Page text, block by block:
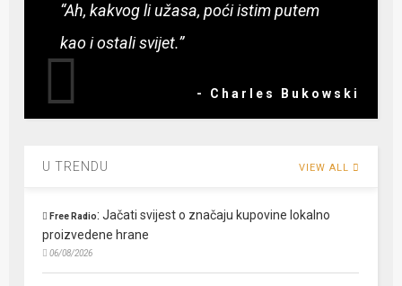
“Ah, kakvog li užasa, poći istim putem
kao i ostali svijet.”
- Charles Bukowski
U TRENDU VIEW ALL
Free Radio:Jačati svijest o značaju kupovine lokalno
proizvedene hrane
06/08/2026